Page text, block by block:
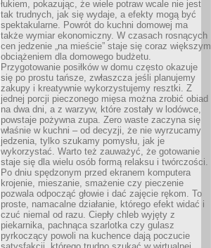
łukiem, pokazując, że wiele potraw wcale nie jest
tak trudnych, jak się wydaje, a efekty mogą być
spektakularne. Powrót do kuchni domowej ma
także wymiar ekonomiczny. W czasach rosnących
cen jedzenie „na mieście” staje się coraz większym
obciążeniem dla domowego budżetu.
Przygotowanie posiłków w domu często okazuje
się po prostu tańsze, zwłaszcza jeśli planujemy
zakupy i kreatywnie wykorzystujemy resztki. Z
jednej porcji pieczonego mięsa można zrobić obiad
na dwa dni, a z warzyw, które zostały w lodówce,
powstaje pożywna zupa. Zero waste zaczyna się
właśnie w kuchni – od decyzji, że nie wyrzucamy
jedzenia, tylko szukamy pomysłu, jak je
wykorzystać. Warto też zauważyć, że gotowanie
staje się dla wielu osób formą relaksu i twórczości.
Po dniu spędzonym przed ekranem komputera
krojenie, mieszanie, smażenie czy pieczenie
pozwala odpocząć głowie i dać zajęcie rękom. To
proste, namacalne działanie, którego efekt widać i
czuć niemal od razu. Ciepły chleb wyjęty z
piekarnika, pachnąca szarlotka czy gulasz
pyrkoczący powoli na kuchence dają poczucie